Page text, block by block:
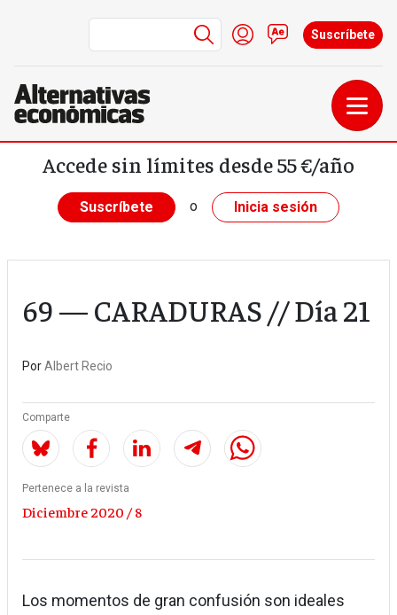
Pasar al contenido principal
Menú de cuenta de
Iniciar sesión
Contacto
Suscríbete
Accede sin límites desde 55 €/año
Suscríbete o Inicia sesión
69 — CARADURAS // Día 21
PorAlbert Recio
Comparte
Pertenece a la revista
Diciembre 2020 / 8
Los momentos de gran confusión son ideales